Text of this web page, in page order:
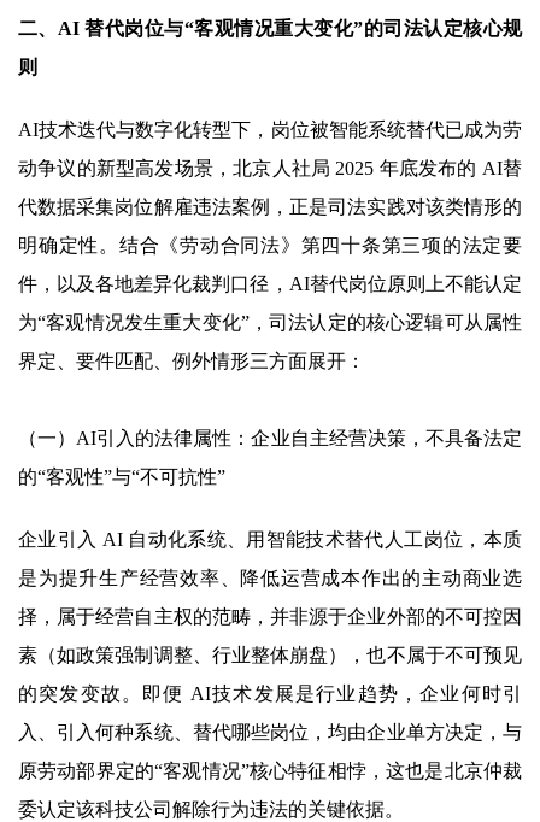
二、AI 替代岗位与“客观情况重大变化”的司法认定核心规
则
AI技术迭代与数字化转型下，岗位被智能系统替代已成为劳
动争议的新型高发场景，北京人社局 2025 年底发布的 AI替
代数据采集岗位解雇违法案例，正是司法实践对该类情形的
明确定性。结合《劳动合同法》第四十条第三项的法定要
件，以及各地差异化裁判口径，AI替代岗位原则上不能认定
为“客观情况发生重大变化”，司法认定的核心逻辑可从属性
界定、要件匹配、例外情形三方面展开：
（一）AI引入的法律属性：企业自主经营决策，不具备法定
的“客观性”与“不可抗性”
企业引入 AI 自动化系统、用智能技术替代人工岗位，本质
是为提升生产经营效率、降低运营成本作出的主动商业选
择，属于经营自主权的范畴，并非源于企业外部的不可控因
素（如政策强制调整、行业整体崩盘），也不属于不可预见
的突发变故。即便 AI技术发展是行业趋势，企业何时引
入、引入何种系统、替代哪些岗位，均由企业单方决定，与
原劳动部界定的“客观情况”核心特征相悖，这也是北京仲裁
委认定该科技公司解除行为违法的关键依据。